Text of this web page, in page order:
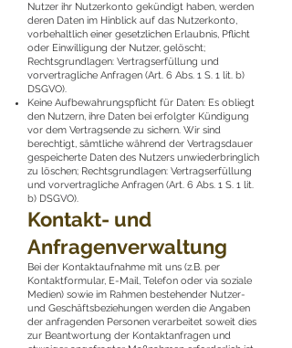
Nutzer ihr Nutzerkonto gekündigt haben, werden
deren Daten im Hinblick auf das Nutzerkonto,
vorbehaltlich einer gesetzlichen Erlaubnis, Pflicht
oder Einwilligung der Nutzer, gelöscht;
Rechtsgrundlagen: Vertragserfüllung und
vorvertragliche Anfragen (Art. 6 Abs. 1 S. 1 lit. b)
DSGVO).
Keine Aufbewahrungspflicht für Daten: Es obliegt
den Nutzern, ihre Daten bei erfolgter Kündigung
vor dem Vertragsende zu sichern. Wir sind
berechtigt, sämtliche während der Vertragsdauer
gespeicherte Daten des Nutzers unwiederbringlich
zu löschen; Rechtsgrundlagen: Vertragserfüllung
und vorvertragliche Anfragen (Art. 6 Abs. 1 S. 1 lit.
b) DSGVO).
Kontakt- und
Anfragenverwaltung
Bei der Kontaktaufnahme mit uns (z.B. per
Kontaktformular, E-Mail, Telefon oder via soziale
Medien) sowie im Rahmen bestehender Nutzer-
und Geschäftsbeziehungen werden die Angaben
der anfragenden Personen verarbeitet soweit dies
zur Beantwortung der Kontaktanfragen und